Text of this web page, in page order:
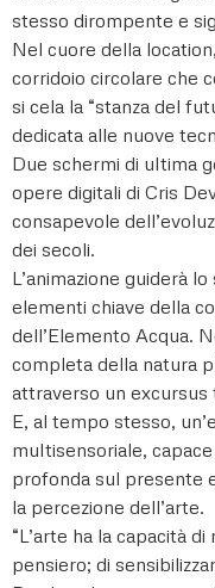
stesso dirompente e
Nel cuore della
corridoio circolare che
si cela la “stanza del
dedicata alle nuove
Due schermi di ultima
opere digitali di Cris
consapevole
dei secoli.
L’animazione guiderà
elementi chiave della
dell’Elemento Acqua.
completa della natura
attraverso un excursus
E, al tempo stesso,
multisensoriale,
profonda sul presente
la percezione dell’arte.
“L’arte ha la capacità
pensiero; di